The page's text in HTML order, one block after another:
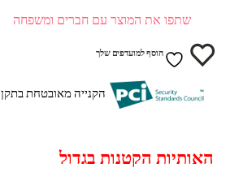
שתפו את המוצר עם חברים ומשפחה
הוסף למועדפים שלך
הקנייה מאובטחת בתקן
האותיות הקטנות בגדול